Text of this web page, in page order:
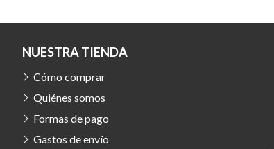
NUESTRA TIENDA
Cómo comprar
Quiénes somos
Formas de pago
Gastos de envío